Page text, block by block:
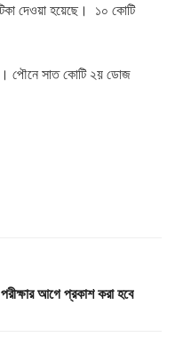
দেওয়া হয়েছে। ১০ কোটি
পৌনে সাত কোটি ২য় ডোজ
আগে প্রকাশ করা হবে